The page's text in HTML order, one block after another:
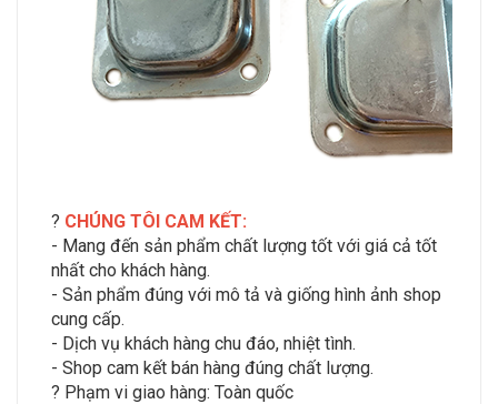
? CHÚNG TÔI CAM KẾT:
- Mang đến sản phẩm chất lượng tốt với giá cả tốt
nhất cho khách hàng.
- Sản phẩm đúng với mô tả và giống hình ảnh shop
cung cấp.
- Dịch vụ khách hàng chu đáo, nhiệt tình.
- Shop cam kết bán hàng đúng chất lượng.
? Phạm vi giao hàng: Toàn quốc